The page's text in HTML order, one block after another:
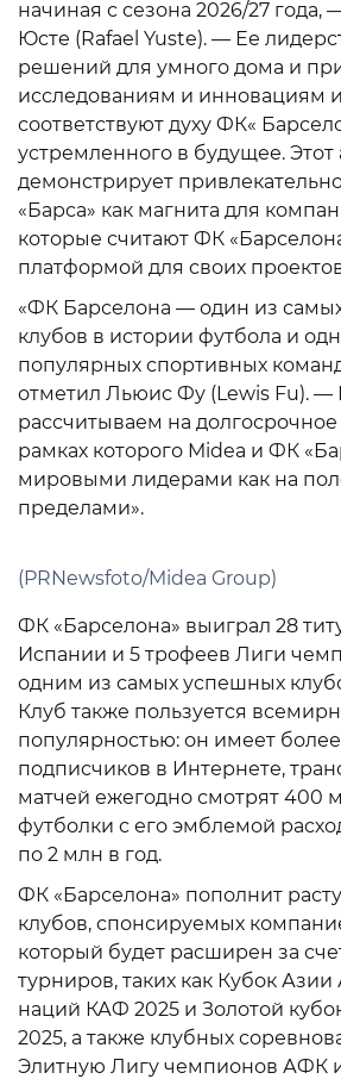
начиная с сезона 2026/27 года,
Юсте (Rafael Yuste). — Ее
решений для умного дома и
исследованиям и инновациям
соответствуют духу ФК«
устремленного в будущее. Этот
демонстрирует
«Барса» как магнита для
которые считают ФК
платформой для своих
«ФК Барселона — один из
клубов в истории футбола и
популярных спортивных
отметил Льюис Фу (Lewis Fu).
рассчитываем на долгосрочное
рамках которого Midea и ФК
мировыми лидерами как на
пределами».
(PRNewsfoto/Midea Group)
ФК «Барселона» выиграл 28
Испании и 5 трофеев Лиги
одним из самых успешных
Клуб также пользуется
популярностью: он имеет
подписчиков в Интернете,
матчей ежегодно смотрят 400
футболки с его эмблемой
по 2 млн в год.
ФК «Барселона» пополнит
клубов, спонсируемых
который будет расширен за
турниров, таких как Кубок
наций КАФ 2025 и Золотой
2025, а также клубных
Элитную Лигу чемпионов АФК